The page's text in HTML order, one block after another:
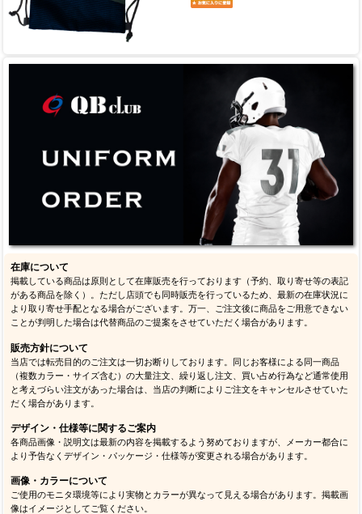
在庫について
掲載している商品は原則として在庫販売を行っております（予約、取り寄せ等の表記
がある商品を除く）。ただし店頭でも同時販売を行っているため、最新の在庫状況に
より取り寄せ手配となる場合がございます。万一、ご注文後に商品をご用意できない
ことが判明した場合は代替商品のご提案をさせていただく場合があります。
販売方針について
当店では転売目的のご注文は一切お断りしております。同じお客様による同一商品
（複数カラー・サイズ含む）の大量注文、繰り返し注文、買い占め行為など通常使用
と考えづらい注文があった場合は、当店の判断によりご注文をキャンセルさせていた
だく場合があります。
デザイン・仕様等に関するご案内
各商品画像・説明文は最新の内容を掲載するよう努めておりますが、メーカー都合に
より予告なくデザイン・パッケージ・仕様等が変更される場合があります。
画像・カラーについて
ご使用のモニタ環境等により実物とカラーが異なって見える場合があります。掲載画
像はイメージとしてご覧ください。